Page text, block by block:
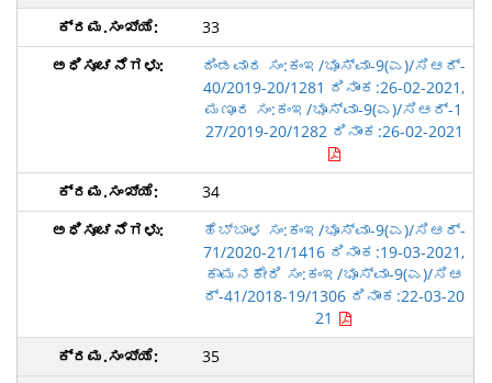
33
ದಿಂಡವಾರ ಸಂ:ಕಂಇ/ಭೂಸ್ವಾ-9(ಎ)/ಸಿಆರ್-
40/2019-20/1281 ದಿನಾಂಕ:26-02-2021,
ಮಣೂರ ಸಂ:ಕಂಇ/ಭೂಸ್ವಾ-9(ಎ)/ಸಿಆರ್-1
27/2019-20/1282 ದಿನಾಂಕ:26-02-2021
34
ಹೆಬ್ಬಾಳ ಸಂ:ಕಂಇ/ಭೂಸ್ವಾ-9(ಎ)/ಸಿಆರ್-
71/2020-21/1416 ದಿನಾಂಕ:19-03-2021,
ಕಾಮನಕೇರಿ ಸಂ:ಕಂಇ/ಭೂಸ್ವಾ-9(ಎ)/ಸಿಆ
ರ್-41/2018-19/1306 ದಿನಾಂಕ:22-03-20
21
35